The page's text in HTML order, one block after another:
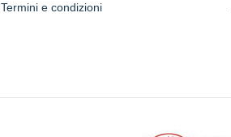
Termini e condizioni